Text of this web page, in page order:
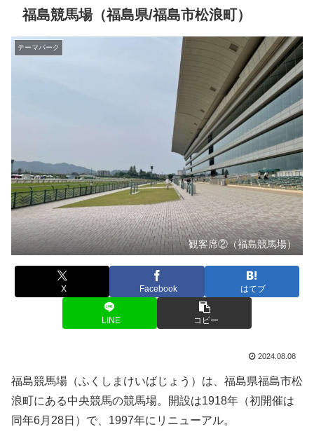
福島競馬場（福島県/福島市松浪町）
テーマパーク
観客席②（福島競馬場）
X Facebook はてブ
LINE コピー
2024.08.08
福島競馬場（ふくしまけいばじょう）は、福島県福島市松
浪町にある中央競馬の競馬場。開設は1918年（初開催は
同年6月28日）で、1997年にリニューアル。